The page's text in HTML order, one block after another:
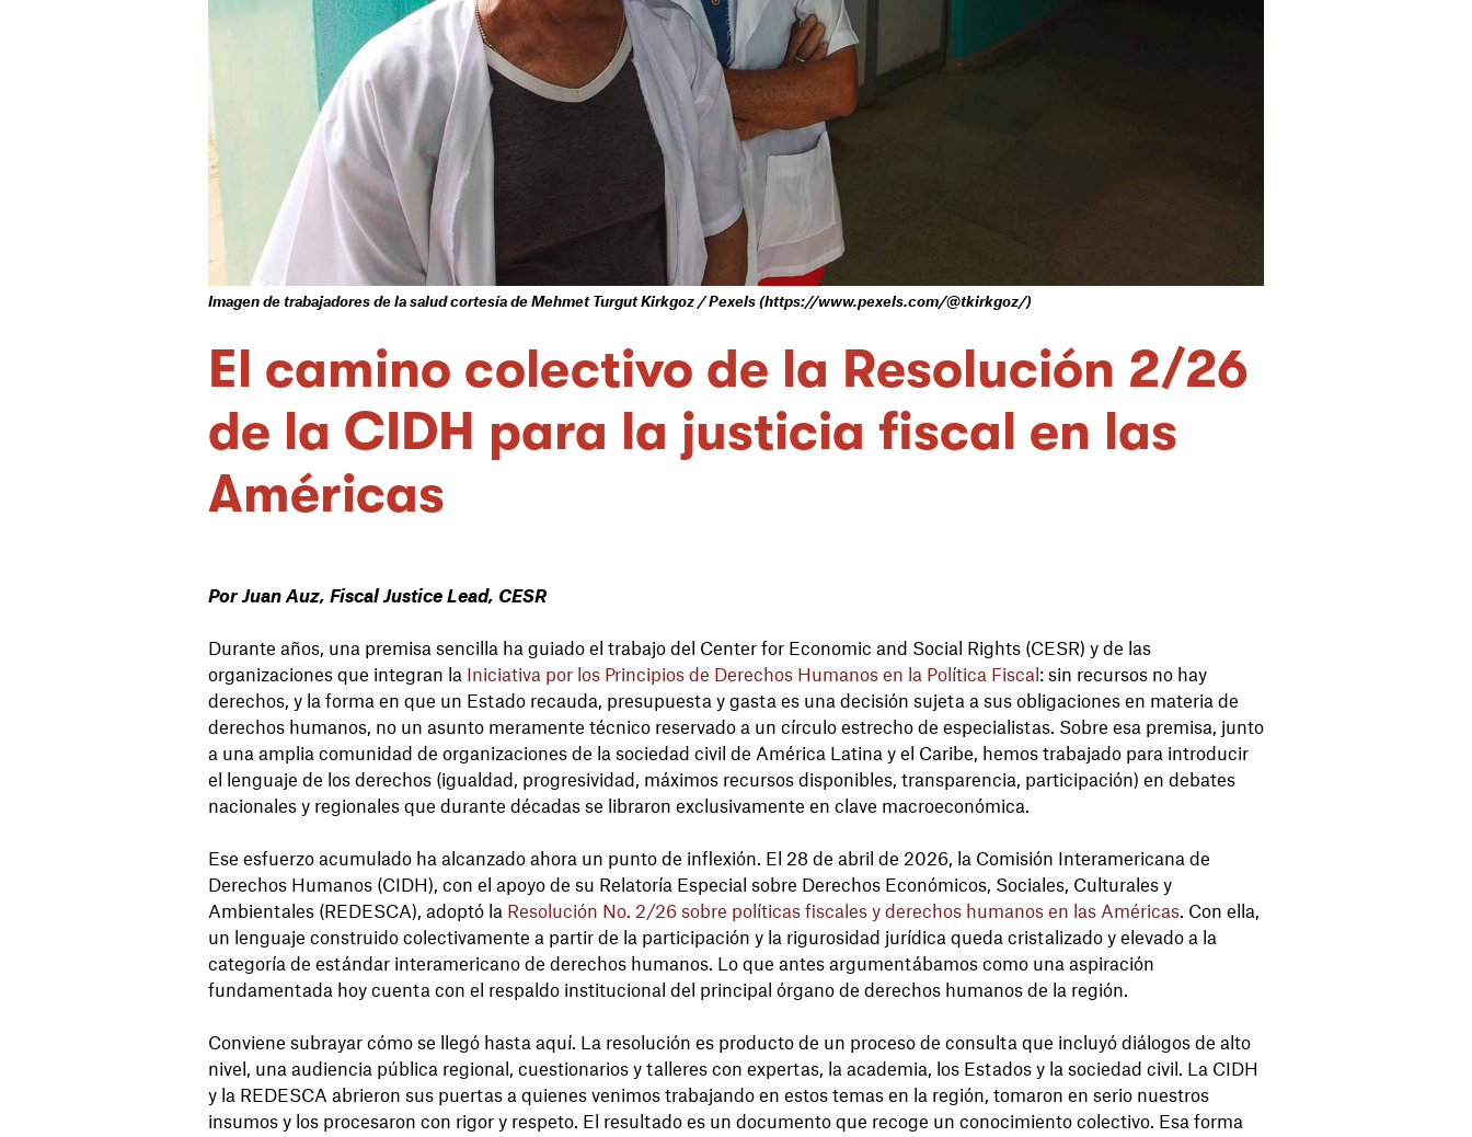
Imagen de trabajadores de la salud cortesía de Mehmet Turgut Kirkgoz / Pexels (https://www.pexels.com/@tkirkgoz/)
El camino colectivo de la Resolución 2/26
de la CIDH para la justicia fiscal en las
Américas
Por Juan Auz, Fiscal Justice Lead, CESR
Durante años, una premisa sencilla ha guiado el trabajo del Center for Economic and Social Rights (CESR) y de las
organizaciones que integran la Iniciativa por los Principios de Derechos Humanos en la Política Fiscal: sin recursos no hay
derechos, y la forma en que un Estado recauda, presupuesta y gasta es una decisión sujeta a sus obligaciones en materia de
derechos humanos, no un asunto meramente técnico reservado a un círculo estrecho de especialistas. Sobre esa premisa, junto
a una amplia comunidad de organizaciones de la sociedad civil de América Latina y el Caribe, hemos trabajado para introducir
el lenguaje de los derechos (igualdad, progresividad, máximos recursos disponibles, transparencia, participación) en debates
nacionales y regionales que durante décadas se libraron exclusivamente en clave macroeconómica.
Ese esfuerzo acumulado ha alcanzado ahora un punto de inflexión. El 28 de abril de 2026, la Comisión Interamericana de
Derechos Humanos (CIDH), con el apoyo de su Relatoría Especial sobre Derechos Económicos, Sociales, Culturales y
Ambientales (REDESCA), adoptó la Resolución No. 2/26 sobre políticas fiscales y derechos humanos en las Américas. Con ella,
un lenguaje construido colectivamente a partir de la participación y la rigurosidad jurídica queda cristalizado y elevado a la
categoría de estándar interamericano de derechos humanos. Lo que antes argumentábamos como una aspiración
fundamentada hoy cuenta con el respaldo institucional del principal órgano de derechos humanos de la región.
Conviene subrayar cómo se llegó hasta aquí. La resolución es producto de un proceso de consulta que incluyó diálogos de alto
nivel, una audiencia pública regional, cuestionarios y talleres con expertas, la academia, los Estados y la sociedad civil. La CIDH
y la REDESCA abrieron sus puertas a quienes venimos trabajando en estos temas en la región, tomaron en serio nuestros
insumos y los procesaron con rigor y respeto. El resultado es un documento que recoge un conocimiento colectivo. Esa forma